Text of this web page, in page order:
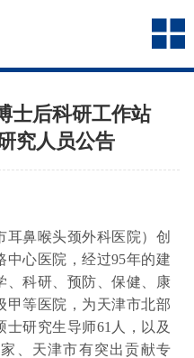
士后科研工作站
究人员公告
鼻喉头颈外科医院）创
中心医院，经过95年的建
、科研、预防、保健、康
甲等医院，为天津市北部
研究生导师61人，以及
、天津市有突出贡献专